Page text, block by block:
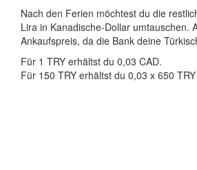
Nach den Ferien möchtest du die
Lira in Kanadische-Dollar umtauschen.
Ankaufspreis, da die Bank deine
Für 1 TRY erhältst du 0,03 CAD.
Für 150 TRY erhältst du 0,03 x 650